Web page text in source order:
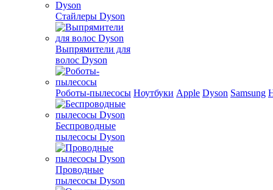
Стайлеры Dyson
Выпрямители для
волос Dyson
Роботы-пылесосы
Беспроводные
пылесосы Dyson
Проводные
пылесосы Dyson
Ноутбуки Apple Dyson Samsung